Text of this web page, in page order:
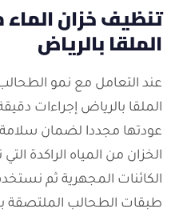
تنظيف خزان
الملقا بالرياض
عند التعامل مع نمو
الملقا بالرياض إجراءات
عودتها مجددا لضمان سلامة
الخزان من المياه الراكدة
الكائنات المجهرية ثم
طبقات الطحالب الملتصقة